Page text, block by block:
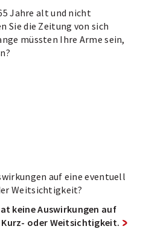
Jahre alt und nicht
Sie die Zeitung von sich
müssten Ihre Arme sein,
auf eine eventuell
Weitsichtigkeit?
keine Auswirkungen auf
oder Weitsichtigkeit.